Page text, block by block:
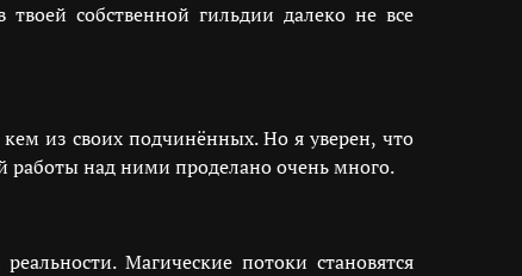
собственной гильдии далеко не все
из своих подчинённых. Но я уверен, что
работы над ними проделано очень много.
Магические потоки становятся